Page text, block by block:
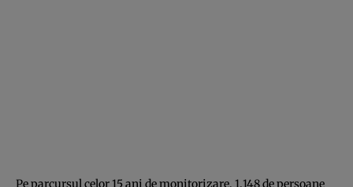
Pe parcursul celor 15 ani de monitorizare, 1.148 de persoane